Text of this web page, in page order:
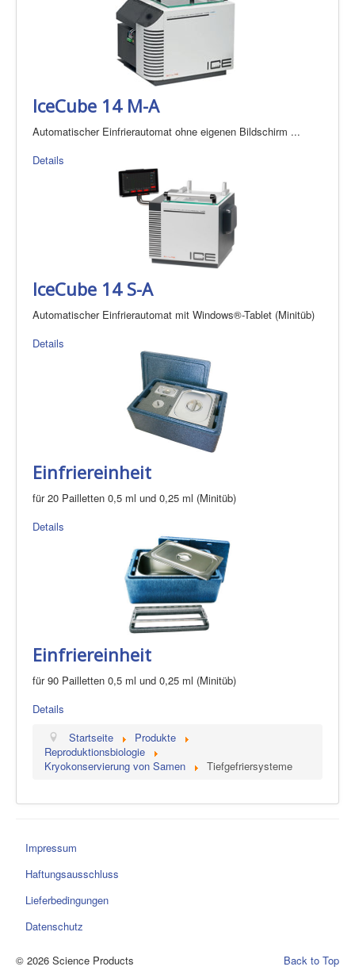
IceCube 14 M-A
Automatischer Einfrierautomat ohne eigenen Bildschirm ...
Details
IceCube 14 S-A
Automatischer Einfrierautomat mit Windows®-Tablet (Minitüb)
Details
Einfriereinheit
für 20 Pailletten 0,5 ml und 0,25 ml (Minitüb)
Details
Einfriereinheit
für 90 Pailletten 0,5 ml und 0,25 ml (Minitüb)
Details
Startseite
Produkte
Reproduktionsbiologie
Kryokonservierung von Samen
Tiefgefriersysteme
Impressum
Haftungsausschluss
Lieferbedingungen
Datenschutz
Back to Top
© 2026 Science Products